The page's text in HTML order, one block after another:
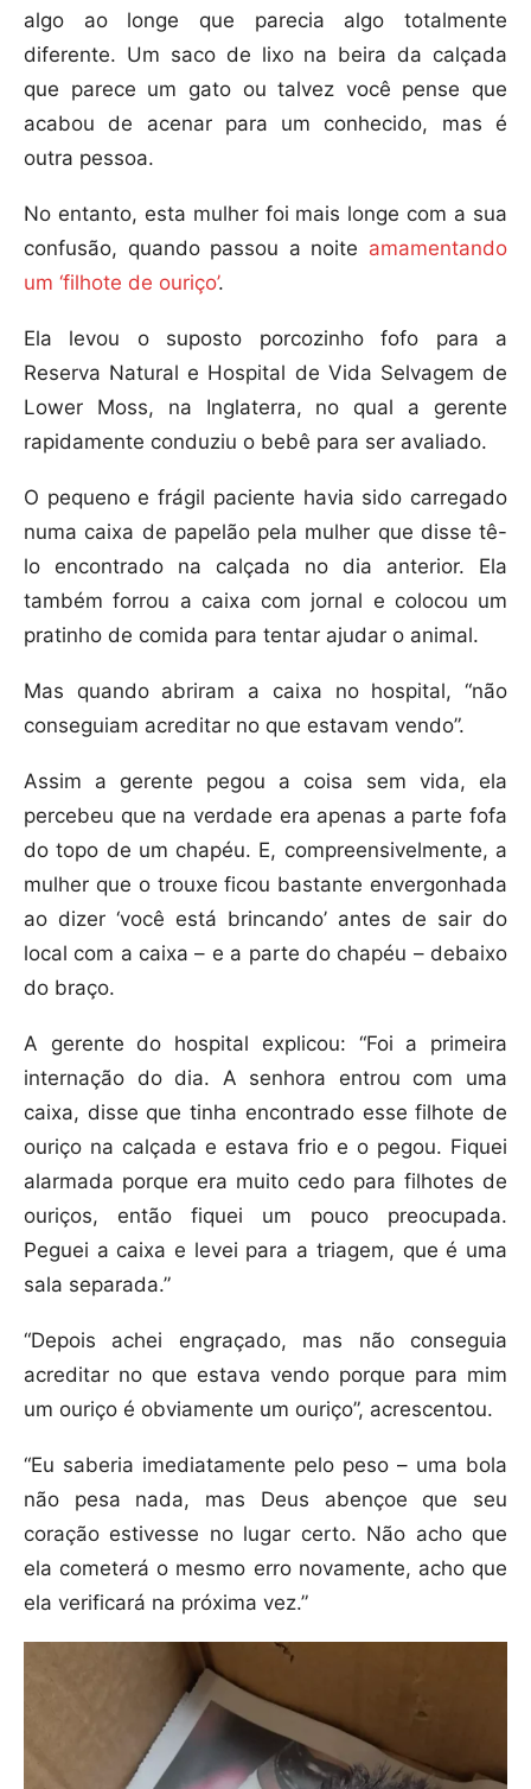
algo ao longe que parecia algo totalmente
diferente. Um saco de lixo na beira da calçada
que parece um gato ou talvez você pense que
acabou de acenar para um conhecido, mas é
outra pessoa.
No entanto, esta mulher foi mais longe com a sua
confusão, quando passou a noite amamentando
um ‘filhote de ouriço’.
Ela levou o suposto porcozinho fofo para a
Reserva Natural e Hospital de Vida Selvagem de
Lower Moss, na Inglaterra, no qual a gerente
rapidamente conduziu o bebê para ser avaliado.
O pequeno e frágil paciente havia sido carregado
numa caixa de papelão pela mulher que disse tê-
lo encontrado na calçada no dia anterior. Ela
também forrou a caixa com jornal e colocou um
pratinho de comida para tentar ajudar o animal.
Mas quando abriram a caixa no hospital, “não
conseguiam acreditar no que estavam vendo”.
Assim a gerente pegou a coisa sem vida, ela
percebeu que na verdade era apenas a parte fofa
do topo de um chapéu. E, compreensivelmente, a
mulher que o trouxe ficou bastante envergonhada
ao dizer ‘você está brincando’ antes de sair do
local com a caixa – e a parte do chapéu – debaixo
do braço.
A gerente do hospital explicou: “Foi a primeira
internação do dia. A senhora entrou com uma
caixa, disse que tinha encontrado esse filhote de
ouriço na calçada e estava frio e o pegou. Fiquei
alarmada porque era muito cedo para filhotes de
ouriços, então fiquei um pouco preocupada.
Peguei a caixa e levei para a triagem, que é uma
sala separada.”
“Depois achei engraçado, mas não conseguia
acreditar no que estava vendo porque para mim
um ouriço é obviamente um ouriço”, acrescentou.
“Eu saberia imediatamente pelo peso – uma bola
não pesa nada, mas Deus abençoe que seu
coração estivesse no lugar certo. Não acho que
ela cometerá o mesmo erro novamente, acho que
ela verificará na próxima vez.”